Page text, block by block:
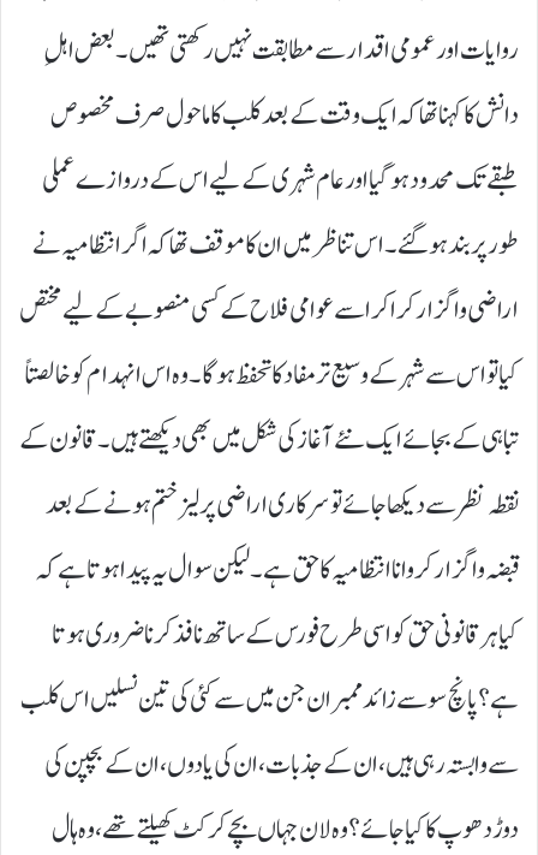
روایات اور عمومی اقدار سے مطابقت نہیں رکھتی تھیں۔ بعض اہلِ
دانش کا کہنا تھا کہ ایک وقت کے بعد کلب کا ماحول صرف مخصوص
طبقے تک محدود ہو گیا اور عام شہری کے لیے اس کے دروازے عملی
طور پر بند ہو گئے۔ اس تناظر میں ان کا موقف تھا کہ اگر انتظامیہ نے
اراضی واگزار کرا کر اسے عوامی فلاح کے کسی منصوبے کے لیے مختص
کیا تو اس سے شہر کے وسیع تر مفاد کا تحفظ ہو گا۔ وہ اس انہدام کو خالصتاً
تباہی کے بجائے ایک نئے آغاز کی شکل میں بھی دیکھتے ہیں۔ قانون کے
نقطہ نظر سے دیکھا جائے تو سرکاری اراضی پر لیز ختم ہونے کے بعد
قبضہ واگزار کروانا انتظامیہ کا حق ہے۔ لیکن سوال یہ پیدا ہوتا ہے کہ
کیا ہر قانونی حق کو اسی طرح فورس کے ساتھ نافذ کرنا ضروری ہوتا
ہے؟ پانچ سو سے زائد ممبران جن میں سے کئی کی تین نسلیں اس کلب
سے وابستہ رہی ہیں، ان کے جذبات، ان کی یادوں، ان کے بچپن کی
دوڑ دھوپ کا کیا جائے؟ وہ لان جہاں بچے کرکٹ کھیلتے تھے، وہ ہال